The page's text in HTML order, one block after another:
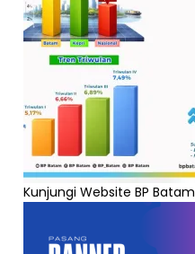
Kunjungi Website BP Batam